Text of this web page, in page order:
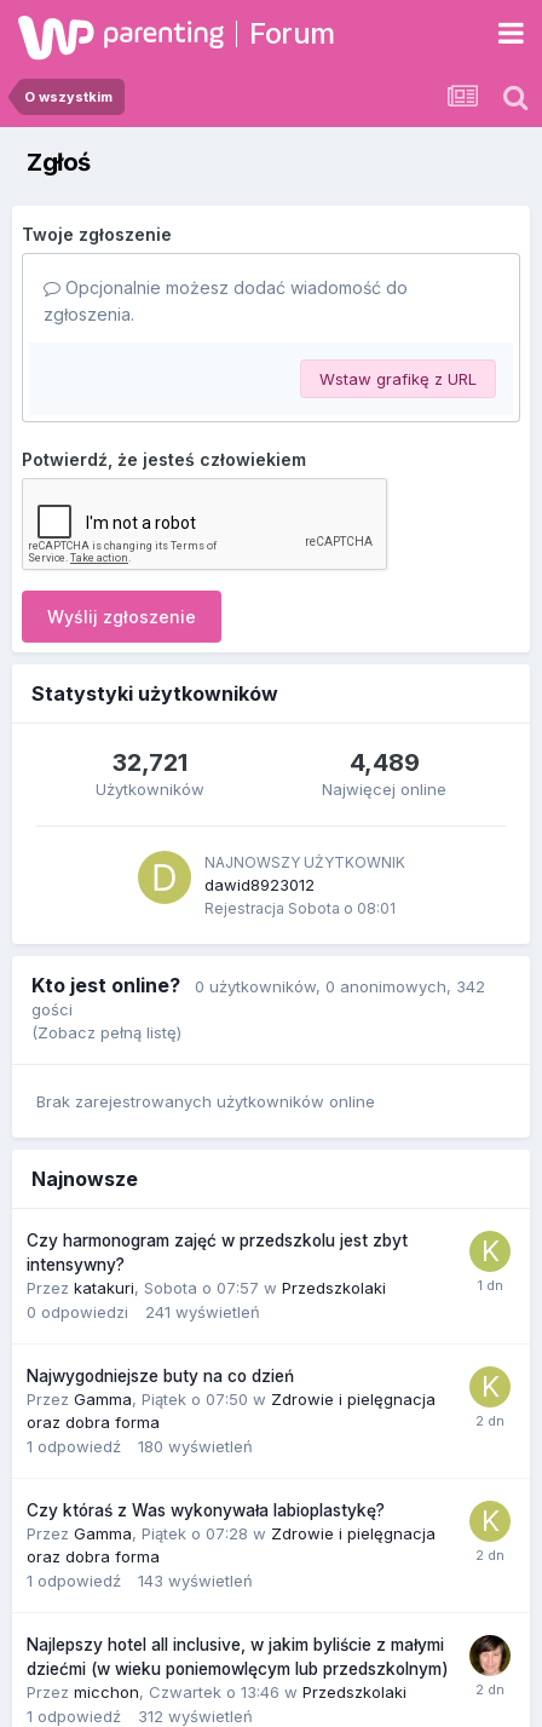
Forum
O wszystkim
Zgłoś
Twoje zgłoszenie
Opcjonalnie możesz dodać wiadomość do
zgłoszenia.
Wstaw grafikę z URL
Potwierdź, że jesteś człowiekiem
Wyślij zgłoszenie
Statystyki użytkowników
32,721
Użytkowników
4,489
Najwięcej online
NAJNOWSZY UŻYTKOWNIK
dawid8923012
Rejestracja Sobota o 08:01
Kto jest online? 0 użytkowników, 0 anonimowych, 342
gości
(Zobacz pełną listę)
Brak zarejestrowanych użytkowników online
Najnowsze
Czy harmonogram zajęć w przedszkolu jest zbyt
intensywny?
Przez katakuri, Sobota o 07:57 w Przedszkolaki
0 odpowiedzi 241 wyświetleń
Najwygodniejsze buty na co dzień
Przez Gamma, Piątek o 07:50 w Zdrowie i pielęgnacja
oraz dobra forma
1 odpowiedź 180 wyświetleń
Czy któraś z Was wykonywała labioplastykę?
Przez Gamma, Piątek o 07:28 w Zdrowie i pielęgnacja
oraz dobra forma
1 odpowiedź 143 wyświetleń
Najlepszy hotel all inclusive, w jakim byliście z małymi
dziećmi (w wieku poniemowlęcym lub przedszkolnym)
Przez micchon, Czwartek o 13:46 w Przedszkolaki
1 odpowiedź 312 wyświetleń